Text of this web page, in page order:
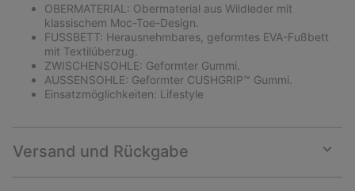
OBERMATERIAL: Obermaterial aus Wildleder mit
klassischem Moc-Toe-Design.
FUSSBETT: Herausnehmbares, geformtes EVA-Fußbett
mit Textilüberzug.
ZWISCHENSOHLE: Geformter Gummi.
AUSSENSOHLE: Geformter CUSHGRIP™ Gummi.
Einsatzmöglichkeiten: Lifestyle
Versand und Rückgabe
or